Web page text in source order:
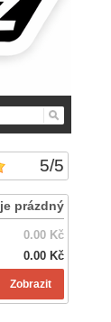
5/5
je prázdný
0.00 Kč
0.00 Kč
Zobrazit